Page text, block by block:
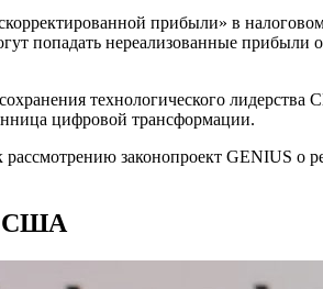
прибыли» в
попадать нереализованные
технологического
цифровой трансформации.
законопроект GENIUS о
США